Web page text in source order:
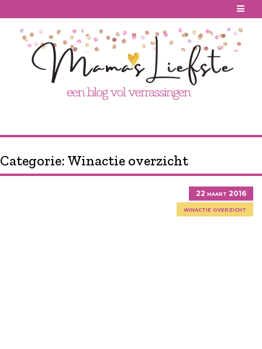
Categorie: Winactie overzicht
22 maart 2016
winactie overzicht